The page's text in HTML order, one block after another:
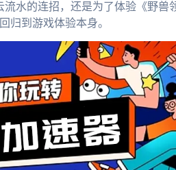
水的连招，还是为了体验《野兽
归到游戏体验本身。